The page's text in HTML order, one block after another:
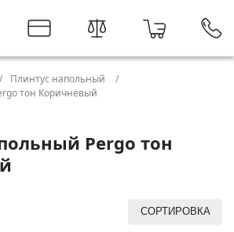
Плинтус напольный
тон Коричневый
Pergo тон
СОРТИРОВКА